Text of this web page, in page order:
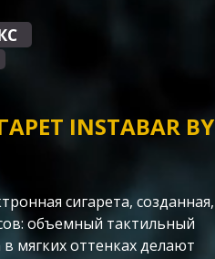
INSTABAR BY
сигарета, созданная,
объемный тактильный
мягких оттенках делают